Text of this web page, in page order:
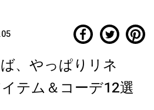
、やっぱりリネ
テム＆コーデ12選